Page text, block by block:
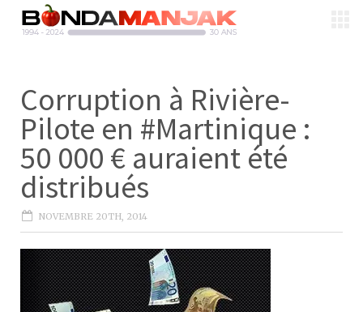
Corruption à Rivière-
Pilote en #Martinique :
50 000 € auraient été
distribués
NOVEMBRE 20TH, 2014